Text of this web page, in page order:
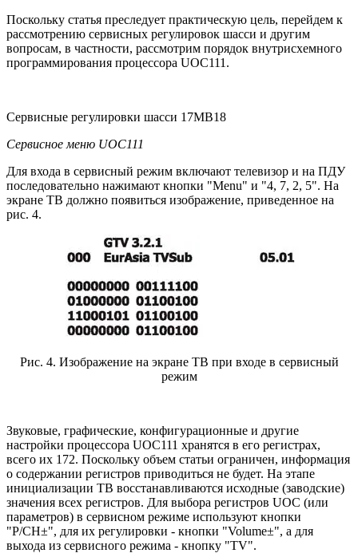
Поскольку статья преследует практическую цель, перейдем к
рассмотрению сервисных регулировок шасси и другим
вопросам, в частности, рассмотрим порядок внутрисхемного
программирования процессора UOC111.
Сервисные регулировки шасси 17MB18
Сервисное меню UOC111
Для входа в сервисный режим включают телевизор и на ПДУ
последовательно нажимают кнопки "Menu" и "4, 7, 2, 5". На
экране ТВ должно появиться изображение, приведенное на
рис. 4.
Рис. 4. Изображение на экране ТВ при входе в сервисный
режим
Звуковые, графические, конфигурационные и другие
настройки процессора UOC111 хранятся в его регистрах,
всего их 172. Поскольку объем статьи ограничен, информация
о содержании регистров приводиться не будет. На этапе
инициализации ТВ восстанавливаются исходные (заводские)
значения всех регистров. Для выбора регистров UOC (или
параметров) в сервисном режиме используют кнопки
"P/CH±", для их регулировки - кнопки "Volume±", а для
выхода из сервисного режима - кнопку "TV".